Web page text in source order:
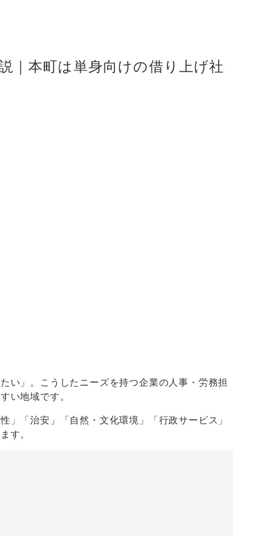
｜本町は単身向けの借り上げ社
い」。こうしたニーズを持つ企業の人事・労務担
い地域です。
「治安」「自然・文化環境」「行政サービス」
す。